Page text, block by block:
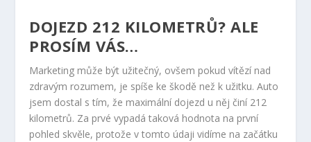
DOJEZD 212 KILOMETRŮ? ALE
PROSÍM VÁS…
Marketing může být užitečný, ovšem pokud vítězí nad
zdravým rozumem, je spíše ke škodě než k užitku. Auto
jsem dostal s tím, že maximální dojezd u něj činí 212
kilometrů. Za prvé vypadá taková hodnota na první
pohled skvěle, protože v tomto údaji vidíme na začátku